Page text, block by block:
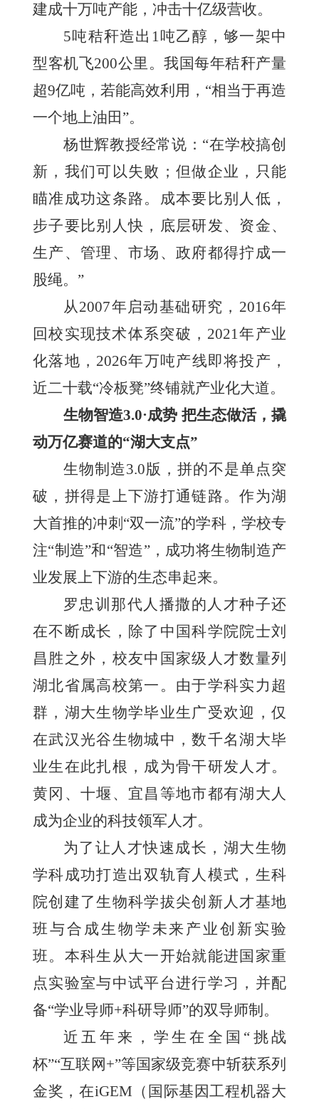
建成十万吨产能，冲击十亿级营收。
5吨秸秆造出1吨乙醇，够一架中
型客机飞200公里。我国每年秸秆产量
超9亿吨，若能高效利用，“相当于再造
一个地上油田”。
杨世辉教授经常说：“在学校搞创
新，我们可以失败；但做企业，只能
瞄准成功这条路。成本要比别人低，
步子要比别人快，底层研发、资金、
生产、管理、市场、政府都得拧成一
股绳。”
从2007年启动基础研究，2016年
回校实现技术体系突破，2021年产业
化落地，2026年万吨产线即将投产，
近二十载“冷板凳”终铺就产业化大道。
生物智造3.0·成势 把生态做活，撬
动万亿赛道的“湖大支点”
生物制造3.0版，拼的不是单点突
破，拼得是上下游打通链路。作为湖
大首推的冲刺“双一流”的学科，学校专
注“制造”和“智造”，成功将生物制造产
业发展上下游的生态串起来。
罗忠训那代人播撒的人才种子还
在不断成长，除了中国科学院院士刘
昌胜之外，校友中国家级人才数量列
湖北省属高校第一。由于学科实力超
群，湖大生物学毕业生广受欢迎，仅
在武汉光谷生物城中，数千名湖大毕
业生在此扎根，成为骨干研发人才。
黄冈、十堰、宜昌等地市都有湖大人
成为企业的科技领军人才。
为了让人才快速成长，湖大生物
学科成功打造出双轨育人模式，生科
院创建了生物科学拔尖创新人才基地
班与合成生物学未来产业创新实验
班。本科生从大一开始就能进国家重
点实验室与中试平台进行学习，并配
备“学业导师+科研导师”的双导师制。
近五年来，学生在全国“挑战
杯”“互联网+”等国家级竞赛中斩获系列
金奖，在iGEM（国际基因工程机器大